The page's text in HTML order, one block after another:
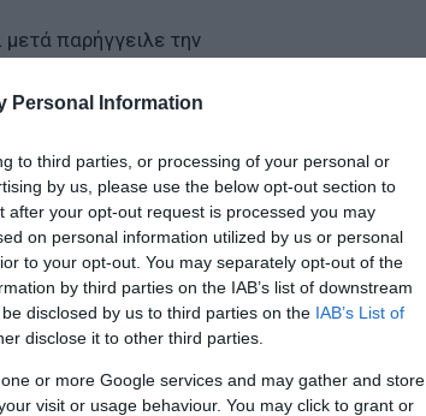
Personal Information
to third parties, or processing of your personal or
by us, please use the below opt-out section to
after your opt-out request is processed you may
on personal information utilized by us or personal
to your opt-out. You may separately opt-out of the
by third parties on the IAB’s list of downstream
disclosed by us to third parties on the IAB’s List of
disclose it to other third parties.
or more Google services and may gather and store
visit or usage behaviour. You may click to grant or
παρήγγειλε την
του - Πότε θα γίνει η ανακοίνωσή
λογικές
Google News